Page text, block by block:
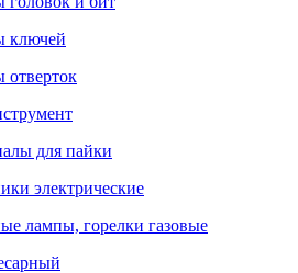
ключей
отверток
для пайки
электрические
лампы, горелки газовые